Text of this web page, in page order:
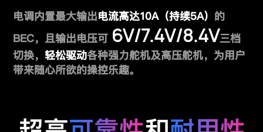
电调内置最大输出电流高达10A（持续5A） 的
BEC，且输出电压可 6V/7.4V/8.4V三档
切换，轻松驱动各种强力舵机及高压舵机，为用户
带来随心所欲的操控乐趣。